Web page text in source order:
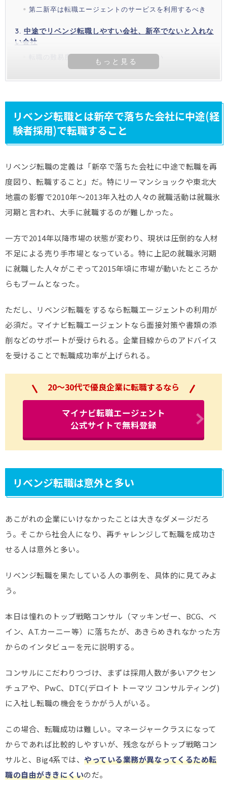
第二新卒は転職エージェントのサービスを利用するべき
中途でリベンジ転職しやすい会社、新卒でないと入れな
い会社
転職の難易度は転職エージェントが詳しい
リベンジ転職とは新卒で落ちた会社に中途(経
験者採用)で転職すること
リベンジ転職の定義は「新卒で落ちた会社に中途で転職を再
度図り、転職すること」だ。特にリーマンショックや東北大
地震の影響で2010年～2013年入社の人々の就職活動は就職氷
河期と言われ、大手に就職するのが難しかった。
一方で2014年以降市場の状態が変わり、現状は圧倒的な人材
不足による売り手市場となっている。特に上記の就職氷河期
に就職した人々がこぞって2015年頃に市場が動いたところか
らもブームとなった。
ただし、リベンジ転職をするなら転職エージェントの利用が
必須だ。マイナビ転職エージェントなら面接対策や書類の添
削などのサポートが受けられる。企業目線からのアドバイス
を受けることで転職成功率が上げられる。
20～30代で優良企業に転職するなら
マイナビ転職エージェント
公式サイトで無料登録
リベンジ転職は意外と多い
あこがれの企業にいけなかったことは大きなダメージだろ
う。そこから社会人になり、再チャレンジして転職を成功さ
せる人は意外と多い。
リベンジ転職を果たしている人の事例を、具体的に見てみよ
う。
本日は憧れのトップ戦略コンサル（マッキンゼー、BCG、ベ
イン、A.T.カーニー等）に落ちたが、あきらめきれなかった方
からのインタビューを元に説明する。
コンサルにこだわりつづけ、まずは採用人数が多いアクセン
チュアや、PwC、DTC(デロイト トーマツ コンサルティング)
に入社し転職の機会をうかがう人がいる。
この場合、転職成功は難しい。マネージャークラスになって
からであれば比較的しやすいが、残念ながらトップ戦略コン
サルと、Big4系では、 やっている業務が異なってくるため転
職の自由がききにくいのだ。